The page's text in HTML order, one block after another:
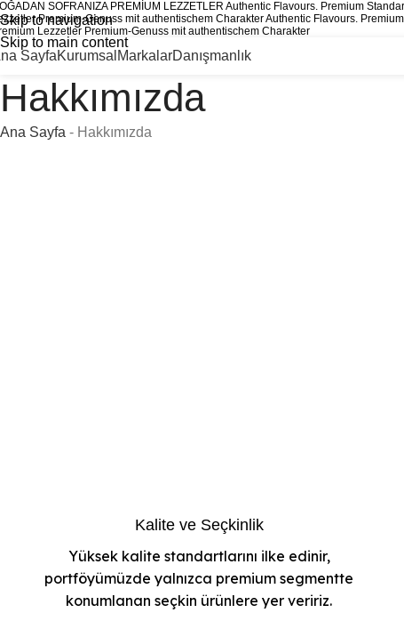
Skip to navigation
Skip to main content
SOFRANIZA PREMİUM LEZZETLER Authentic Flavours. Premium
Premium-Genuss mit authentischem CharakterAuthentic Flavours.
Lezzetler Premium-Genuss mit authentischem Charakter
SayfaKurumsal MarkalarDanışmanlık
Hakkımızda
Ana Sayfa - Hakkımızda
Kalite ve Seçkinlik
Yüksek kalite standartlarını ilke edinir,
portföyümüzde yalnızca premium segmentte
konumlanan seçkin ürünlere yer veririz.